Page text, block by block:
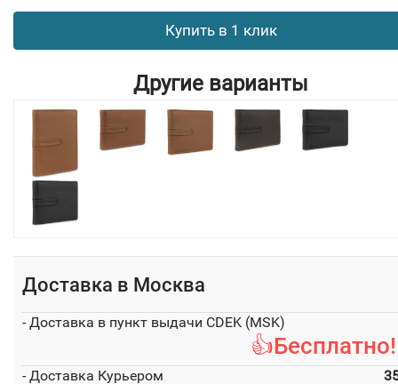
Купить в 1 клик
Другие варианты
Доставка в Москва
- Доставка в пункт выдачи CDEK (MSK)
- Доставка Курьером